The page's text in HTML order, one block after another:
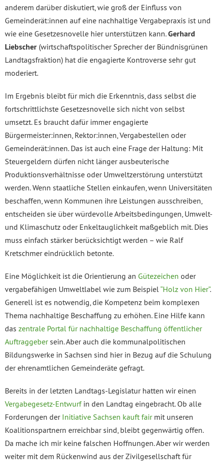
anderem darüber diskutiert, wie groß der Einfluss von
Gemeinderät:innen auf eine nachhaltige Vergabepraxis ist und
wie eine Gesetzesnovelle hier unterstützen kann.Gerhard
Liebscher (wirtschaftspolitischer Sprecher der Bündnisgrünen
Landtagsfraktion) hat die engagierte Kontroverse sehr gut
moderiert.
Im Ergebnis bleibt für mich die Erkenntnis, dass selbst die
fortschrittlichste Gesetzesnovelle sich nicht von selbst
umsetzt. Es braucht dafür immer engagierte
Bürgermeister:innen, Rektor:innen, Vergabestellen oder
Gemeinderät:innen. Das ist auch eine Frage der Haltung: Mit
Steuergeldern dürfen nicht länger ausbeuterische
Produktionsverhältnisse oder Umweltzerstörung unterstützt
werden. Wenn staatliche Stellen einkaufen, wenn Universitäten
beschaffen, wenn Kommunen ihre Leistungen ausschreiben,
entscheiden sie über würdevolle Arbeitsbedingungen, Umwelt-
und Klimaschutz oder Enkeltauglichkeit maßgeblich mit. Dies
muss einfach stärker berücksichtigt werden – wie Ralf
Kretschmer eindrücklich betonte.
Eine Möglichkeit ist die Orientierung an Gütezeichen oder
vergabefähigen Umweltlabel wie zum Beispiel“Holz von Hier”.
Generell ist es notwendig, die Kompetenz beim komplexen
Thema nachhaltige Beschaffung zu erhöhen. Eine Hilfe kann
das zentrale Portal für nachhaltige Beschaffung öffentlicher
Auftraggebersein. Aber auch die kommunalpolitischen
Bildungswerke in Sachsen sind hier in Bezug auf die Schulung
der ehrenamtlichen Gemeinderäte gefragt.
Bereits in der letzten Landtags-Legislatur hatten wir einen
Vergabegesetz-Entwurfin den Landtag eingebracht. Ob alle
Forderungen der Initiative Sachsen kauft fairmit unseren
Koalitionspartnern erreichbar sind, bleibt gegenwärtig offen.
Da mache ich mir keine falschen Hoffnungen. Aber wir werden
weiter mit dem Rückenwind aus der Zivilgesellschaft für